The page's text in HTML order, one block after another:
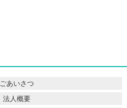
ごあいさつ
法人概要